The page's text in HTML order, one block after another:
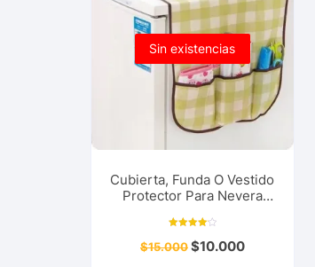
Sin existencias
Cubierta, Funda O Vestido
Protector Para Nevera
Anti-Polvo, A Prueba de
Agua
con
4.20
$15.000$10.000